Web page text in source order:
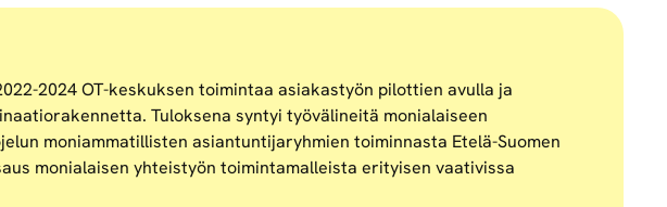
2024 OT-keskuksen toimintaa asiakastyön pilottien avulla ja
Tuloksena syntyi työvälineitä monialaiseen
moniammatillisten asiantuntijaryhmien toiminnasta Etelä-Suomen
monialaisen yhteistyön toimintamalleista erityisen vaativissa